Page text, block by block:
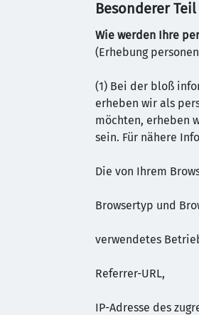
Besonderer Teil
Wie werden Ihre
(Erhebung
(1) Bei der bloß
erheben wir als
möchten, erheben
sein. Für nähere
Die von Ihrem
Browsertyp und
verwendetes
Referrer-URL,
IP-Adresse des